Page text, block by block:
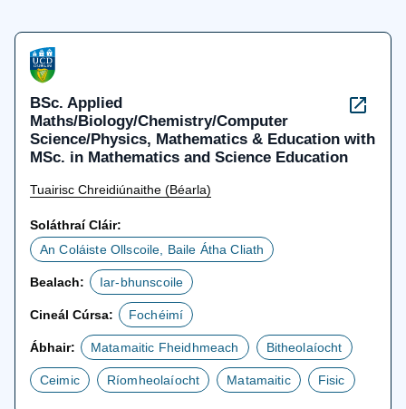
BSc. Applied
Maths/Biology/Chemistry/Computer
Science/Physics, Mathematics & Education with
MSc. in Mathematics and Science Education
Tuairisc Chreidiúnaithe (Béarla)
Soláthraí Cláir:
An Coláiste Ollscoile, Baile Átha Cliath
Bealach: Iar-bhunscoile
Cineál Cúrsa: Fochéimí
Ábhair: Matamaitic Fheidhmeach Bitheolaíocht
Ceimic Ríomheolaíocht Matamaitic Fisic